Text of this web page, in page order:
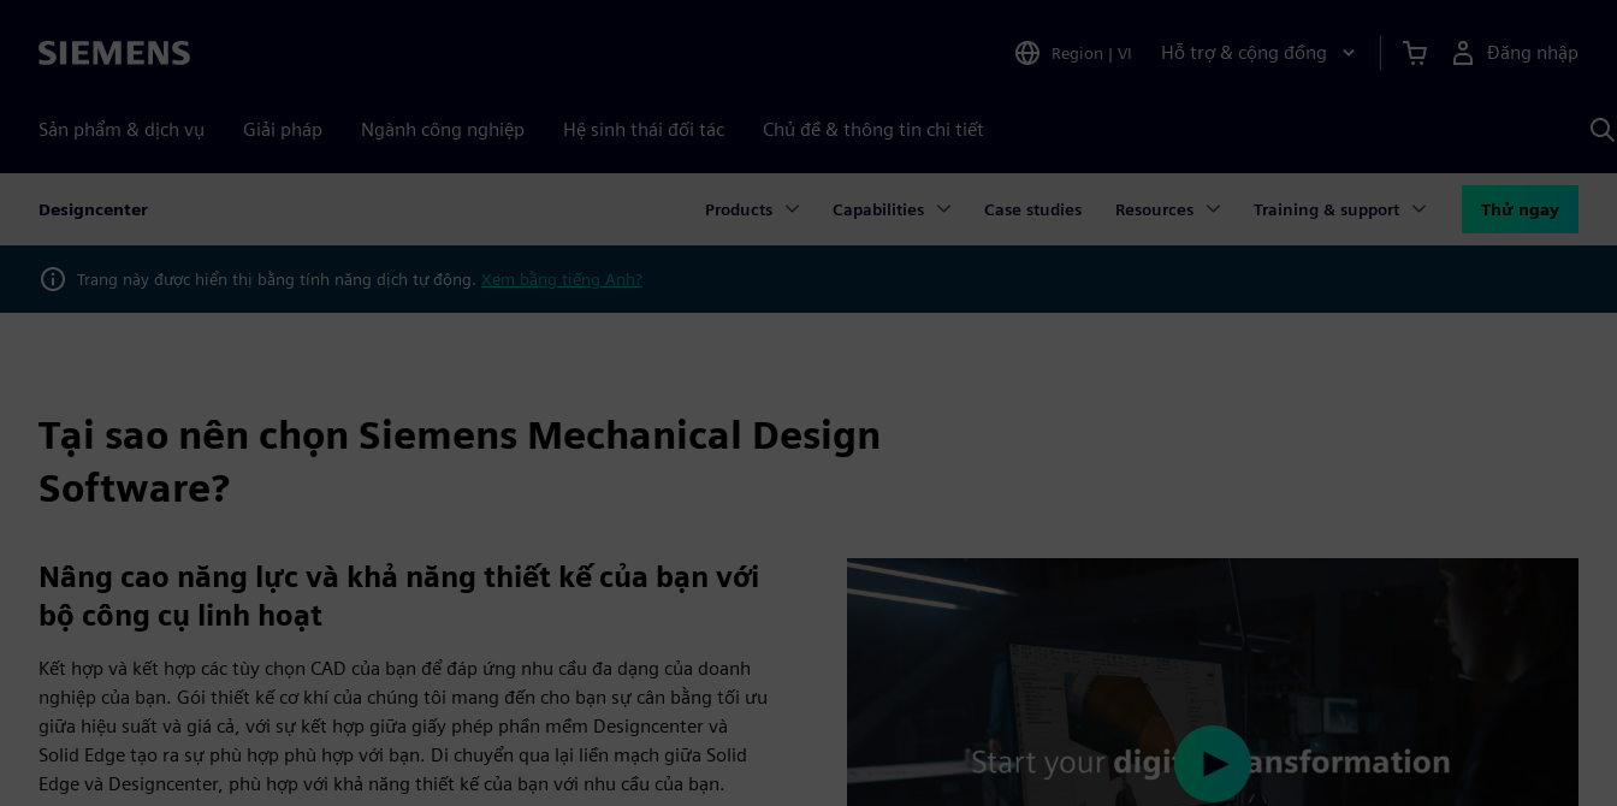
Siemens Region | VI Hỗ trợ & cộng đồng Đăng nhập
Sản phẩm & dịch vụ Giải pháp Ngành công nghiệp Hệ sinh thái đối tác Chủ đề & thông tin chi tiết
Designcenter Products Capabilities Case studies Resources Training & support Thử ngay
Trang này được hiển thị bằng tính năng dịch tự động. Xem bằng tiếng Anh?
Tại sao nên chọn Siemens Mechanical Design
Software?
Nâng cao năng lực và khả năng thiết kế của bạn với
bộ công cụ linh hoạt
Kết hợp và kết hợp các tùy chọn CAD của bạn để đáp ứng nhu cầu đa dạng của doanh
nghiệp của bạn. Gói thiết kế cơ khí của chúng tôi mang đến cho bạn sự cân bằng tối ưu
giữa hiệu suất và giá cả, với sự kết hợp giữa giấy phép phần mềm Designcenter và
Solid Edge tạo ra sự phù hợp phù hợp với bạn. Di chuyển qua lại liền mạch giữa Solid
Edge và Designcenter, phù hợp với khả năng thiết kế của bạn với nhu cầu của bạn.
Play